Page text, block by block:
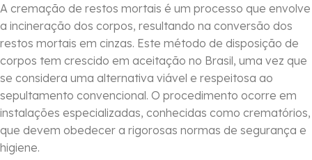
A cremação de restos mortais é um processo que envolve
a incineração dos corpos, resultando na conversão dos
restos mortais em cinzas. Este método de disposição de
corpos tem crescido em aceitação no Brasil, uma vez que
se considera uma alternativa viável e respeitosa ao
sepultamento convencional. O procedimento ocorre em
instalações especializadas, conhecidas como crematórios,
que devem obedecer a rigorosas normas de segurança e
higiene.